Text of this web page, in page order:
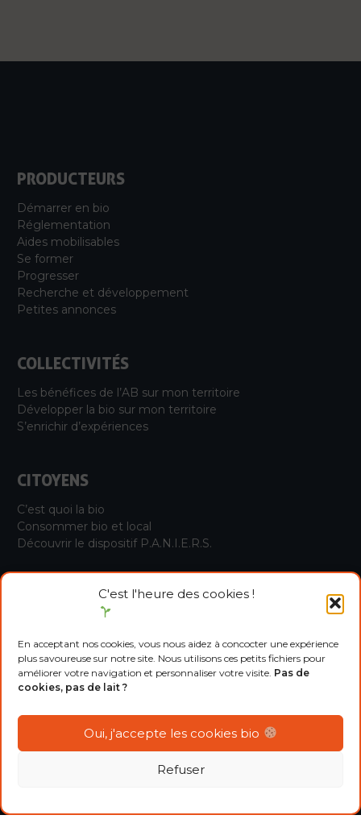
C'est l'heure des cookies !
En acceptant nos cookies, vous nous aidez à concocter une expérience
plus savoureuse sur notre site. Nous utilisons ces petits fichiers pour
améliorer votre navigation et personnaliser votre visite. Pas de
cookies, pas de lait ?
Oui, j'accepte les cookies bio
Refuser
PRODUCTEURS
Démarrer en bio
Réglementation
Aides mobilisables
Se former
Progresser
Recherche et développement
Petites annonces
COLLECTIVITÉS
Les bénéfices de l’AB sur mon territoire
Développer la bio sur mon territoire
S’enrichir d’expériences
CITOYENS
C’est quoi la bio
Consommer bio et local
Découvrir le dispositif P.A.N.I.E.R.S.
LIENS UTILES
FNAB
Agenda
Nous contacter
Docuthèque
Devenir adhérent
MENTIONS LÉGALES